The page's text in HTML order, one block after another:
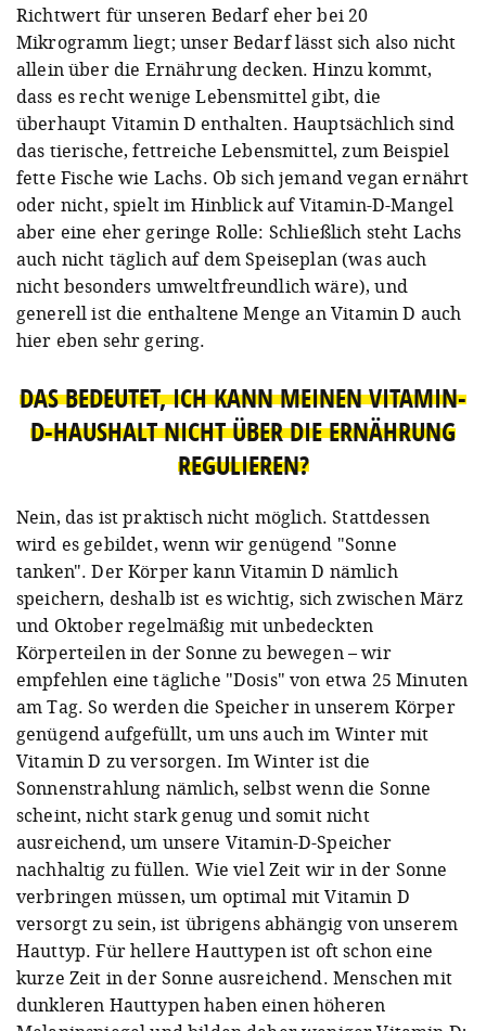
Richtwert für unseren Bedarf eher bei 20
Mikrogramm liegt; unser Bedarf lässt sich also nicht
allein über die Ernährung decken. Hinzu kommt,
dass es recht wenige Lebensmittel gibt, die
überhaupt Vitamin D enthalten. Hauptsächlich sind
das tierische, fettreiche Lebensmittel, zum Beispiel
fette Fische wie Lachs. Ob sich jemand vegan ernährt
oder nicht, spielt im Hinblick auf Vitamin-D-Mangel
aber eine eher geringe Rolle: Schließlich steht Lachs
auch nicht täglich auf dem Speiseplan (was auch
nicht besonders umweltfreundlich wäre), und
generell ist die enthaltene Menge an Vitamin D auch
hier eben sehr gering.
DAS BEDEUTET, ICH KANN MEINEN VITAMIN-
D-HAUSHALT NICHT ÜBER DIE ERNÄHRUNG
REGULIEREN?
Nein, das ist praktisch nicht möglich. Stattdessen
wird es gebildet, wenn wir genügend "Sonne
tanken". Der Körper kann Vitamin D nämlich
speichern, deshalb ist es wichtig, sich zwischen März
und Oktober regelmäßig mit unbedeckten
Körperteilen in der Sonne zu bewegen – wir
empfehlen eine tägliche "Dosis" von etwa 25 Minuten
am Tag. So werden die Speicher in unserem Körper
genügend aufgefüllt, um uns auch im Winter mit
Vitamin D zu versorgen. Im Winter ist die
Sonnenstrahlung nämlich, selbst wenn die Sonne
scheint, nicht stark genug und somit nicht
ausreichend, um unsere Vitamin-D-Speicher
nachhaltig zu füllen. Wie viel Zeit wir in der Sonne
verbringen müssen, um optimal mit Vitamin D
versorgt zu sein, ist übrigens abhängig von unserem
Hauttyp. Für hellere Hauttypen ist oft schon eine
kurze Zeit in der Sonne ausreichend. Menschen mit
dunkleren Hauttypen haben einen höheren